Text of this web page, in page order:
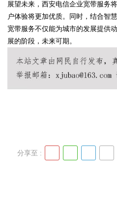
展望未来，西安电信企业宽带服务
户体验将更加优质。同时，结合智
宽带服务不仅能为城市的发展提供
展的阶段，未来可期。
分享至 :